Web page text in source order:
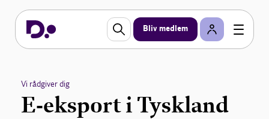
Bliv medlem
Vi rådgiver dig
E-eksport i Tyskland